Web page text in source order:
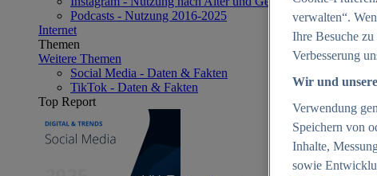
Podcasts - Nutzung 2016-2025
Internet
Themen
Weitere Themen
Social Media - Daten & Fakten
TikTok - Daten & Fakten
Top Report
verwalten“.
Ihre Besuche
Verbesserung
Wir und
Verwendung
Speichern von
Inhalte,
sowie